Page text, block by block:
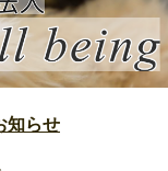
知らせ